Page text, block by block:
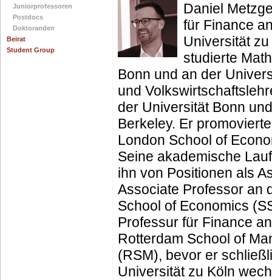
Juniorprofessoren
Postdocs
Doktoranden
Beirat
Student Group
Daniel
für Finance
Universität
studierte
Bonn und an der
und
der Universität Bonn
Berkeley. Er
London School of
Seine akademische
ihn von Positionen als
Associate Professor an
School of Economics
Professur für Finance
Rotterdam School of
(RSM), bevor er
Universität zu Köln